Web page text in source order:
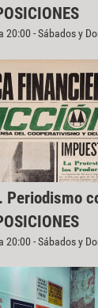
- Sábados y
Periodismo
- Sábados y